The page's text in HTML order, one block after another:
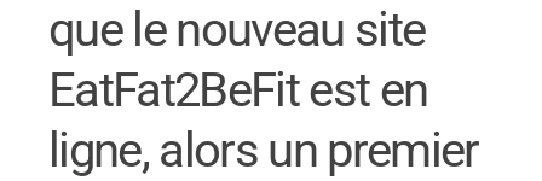
que le nouveau site
EatFat2BeFit est en
ligne, alors un premier